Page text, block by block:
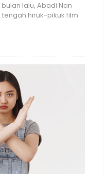
lalu, Abadi Nan
hiruk-pikuk film